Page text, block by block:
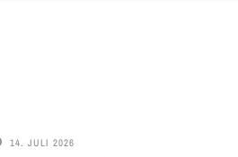
14. JULI 2026